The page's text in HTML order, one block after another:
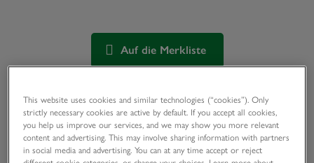
Auf die Merkliste
Mehr Info
Abmessungen
This website uses cookies and similar technologies (“cookies”). Only
strictly necessary cookies are active by default. If you accept all cookies,
you help us improve our services, and we may show you more relevant
content and advertising. This may involve sharing information with partners
in social media and advertising. You can at any time accept or reject